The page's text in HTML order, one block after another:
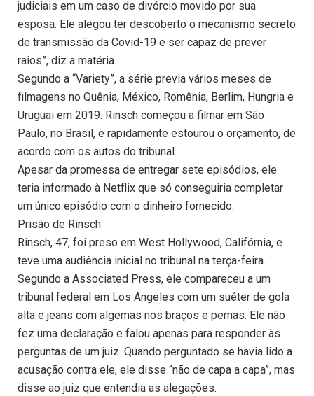
judiciais em um caso de divórcio movido por sua
esposa. Ele alegou ter descoberto o mecanismo secreto
de transmissão da Covid-19 e ser capaz de prever
raios”, diz a matéria.
Segundo a “Variety”, a série previa vários meses de
filmagens no Quênia, México, Romênia, Berlim, Hungria e
Uruguai em 2019. Rinsch começou a filmar em São
Paulo, no Brasil, e rapidamente estourou o orçamento, de
acordo com os autos do tribunal.
Apesar da promessa de entregar sete episódios, ele
teria informado à Netflix que só conseguiria completar
um único episódio com o dinheiro fornecido.
Prisão de Rinsch
Rinsch, 47, foi preso em West Hollywood, Califórnia, e
teve uma audiência inicial no tribunal na terça-feira.
Segundo a Associated Press, ele compareceu a um
tribunal federal em Los Angeles com um suéter de gola
alta e jeans com algemas nos braços e pernas. Ele não
fez uma declaração e falou apenas para responder às
perguntas de um juiz. Quando perguntado se havia lido a
acusação contra ele, ele disse “não de capa a capa”, mas
disse ao juiz que entendia as alegações.